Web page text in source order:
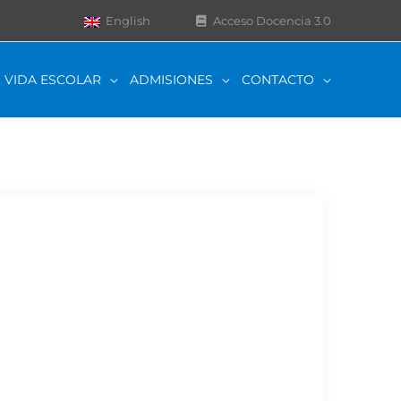
English Acceso Docencia 3.0
VIDA ESCOLAR ADMISIONES CONTACTO